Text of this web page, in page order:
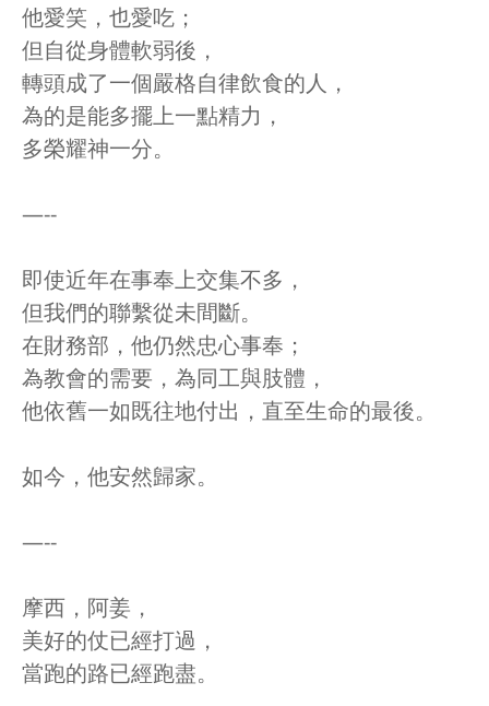
他愛笑，也愛吃；
但自從身體軟弱後，
轉頭成了一個嚴格自律飲食的人，
為的是能多擺上一點精力，
多榮耀神一分。
—--
即使近年在事奉上交集不多，
但我們的聯繫從未間斷。
在財務部，他仍然忠心事奉；
為教會的需要，為同工與肢體，
他依舊一如既往地付出，直至生命的最後。
如今，他安然歸家。
—--
摩西，阿姜，
美好的仗已經打過，
當跑的路已經跑盡。